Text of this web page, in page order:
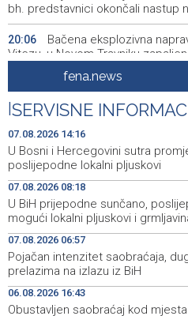
bh. predstavnici okončali nastup
20:06
Bačena eksplozivna
Vitezu, u Novom Travniku
Galerija ULUPUBiH otvara
predstavlja novi izlagački program
19:44 Faris Dževahirić novi
19:21 Announcement of events
19:10
Rudari Milanovića ubijedili
ponovo vratio u jamu 'Raspotočje'
19:03
Sarajevo Film Festival
Kinoscope Surreal programs
19:00
fena.news
SERVISNE
07.08.2026 14:16
U Bosni i Hercegovini sutra
poslijepodne lokalni pljuskovi
07.08.2026 08:18
U BiH prijepodne sunčano,
mogući lokalni pljuskovi i
07.08.2026 06:57
Pojačan intenzitet saobraćaja,
prelazima na izlazu iz BiH
06.08.2026 16:43
Obustavljen saobraćaj kod